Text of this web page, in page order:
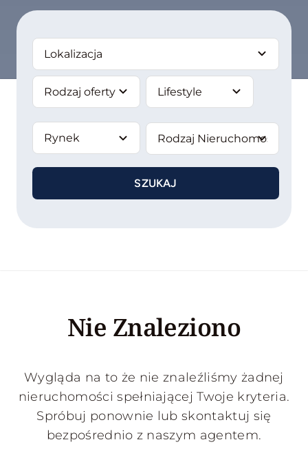
Analizuj Grunt
Oferty Dyskretne
SZUKAJ
Nie Znaleziono
Wygląda na to że nie znaleźliśmy żadnej
nieruchomości spełniającej Twoje kryteria.
Spróbuj ponownie lub skontaktuj się
bezpośrednio z naszym agentem.